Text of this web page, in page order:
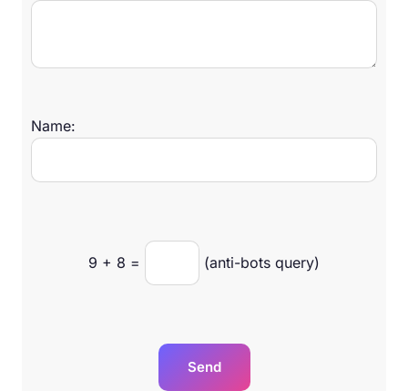
Name:
9 + 8 = (anti-bots query)
Send